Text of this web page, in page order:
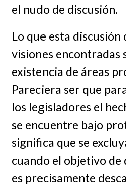
el nudo de discusión.
Lo que esta discusión
visiones encontradas
existencia de áreas
Pareciera ser que
los legisladores el
se encuentre bajo
significa que se
cuando el objetivo
es precisamente